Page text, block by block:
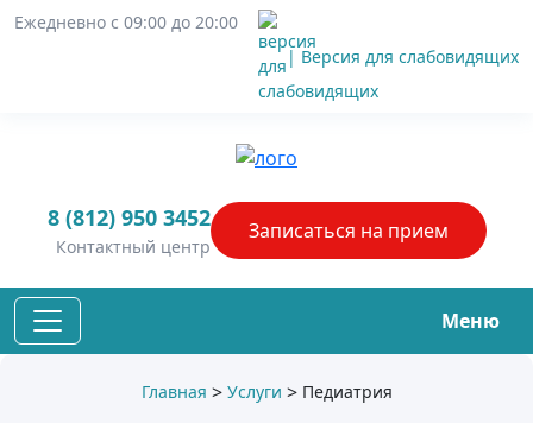
Ежедневно с 09:00 до 20:00
| Версия для слабовидящих
8 (812) 950 3452
Контактный центр
Записаться на прием
Меню
Главная > Услуги > Педиатрия